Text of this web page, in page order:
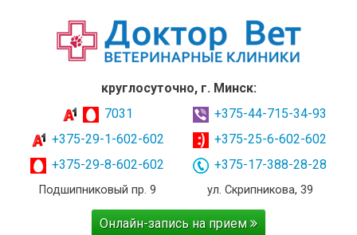
круглосуточно, г. Минск:
7031
+375-29-1-602-602
+375-29-8-602-602
Подшипниковый пр. 9
+375-44-715-34-93
+375-25-6-602-602
+375-17-388-28-28
ул. Скрипникова, 39
Онлайн-запись на прием